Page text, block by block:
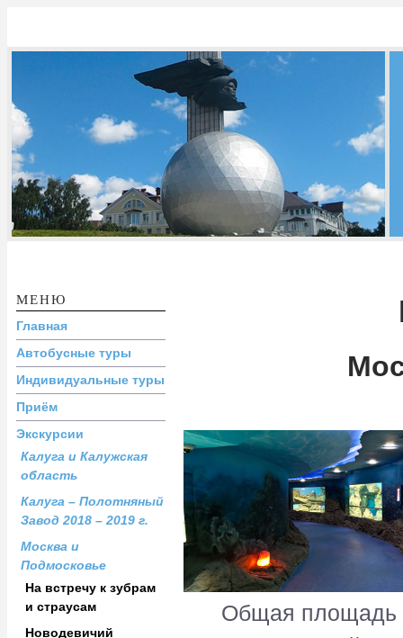
КАЛУЖСКОЕ
БЮРО
ПУТЕШЕСТВИЙ
И ЭКСКУРСИЙ
Общая площадь
МЕНЮ
Главная
Автобусные туры
Индивидуальные туры
Приём
Экскурсии
Калуга и Калужская
область
Калуга – Полотняный
Завод 2018 – 2019 г.
Москва и
Подмосковье
На встречу к зубрам
и страусам
Новодевичий